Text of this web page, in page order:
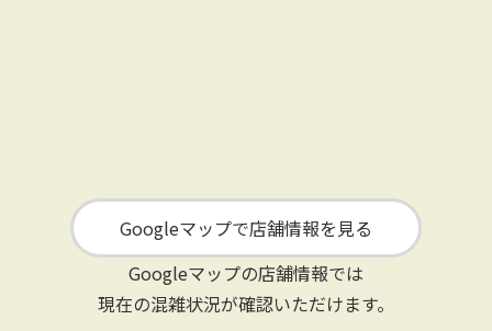
Googleマップで店舗情報を見る
Googleマップの店舗情報では
現在の混雑状況が確認いただけます。